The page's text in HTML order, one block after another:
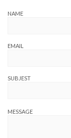
NAME
EMAIL
SUBJEST
MESSAGE